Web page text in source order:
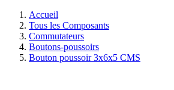
Accueil
Tous les Composants
Commutateurs
Boutons-poussoirs
Bouton poussoir 3x6x5 CMS